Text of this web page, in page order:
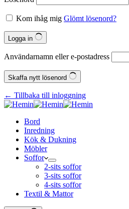
Kom ihåg mig Glömt lösenord?
Logga in
Användarnamn eller e‑postadress
Skaffa nytt lösenord
← Tillbaka till inloggning
Bord
Inredning
Kök & Dukning
Möbler
Soffor
2-sits soffor
3-sits soffor
4-sits soffor
Textil & Mattor